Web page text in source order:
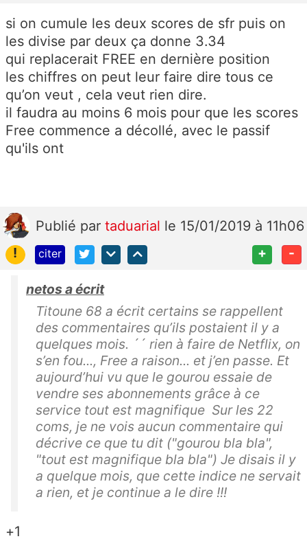
si on cumule les deux scores de sfr puis on
les divise par deux ça donne 3.34
qui replacerait FREE en dernière position
les chiffres on peut leur faire dire tous ce
qu’on veut , cela veut rien dire.
il faudra au moins 6 mois pour que les scores
Free commence a décollé, avec le passif
qu'ils ont
Publié par taduarial le 15/01/2019 à 11h06
!
citer + -
netos a écrit
Titoune 68 a écrit certains se rappellent
des commentaires qu’ils postaient il y a
quelques mois. ´´ rien à faire de Netflix, on
s’en fou..., Free a raison... et j’en passe. Et
aujourd’hui vu que le gourou essaie de
vendre ses abonnements grâce à ce
service tout est magnifique Sur les 22
coms, je ne vois aucun commentaire qui
décrive ce que tu dit ("gourou bla bla",
"tout est magnifique bla bla") Je disais il y
a quelque mois, que cette indice ne servait
a rien, et je continue a le dire !!!
+1